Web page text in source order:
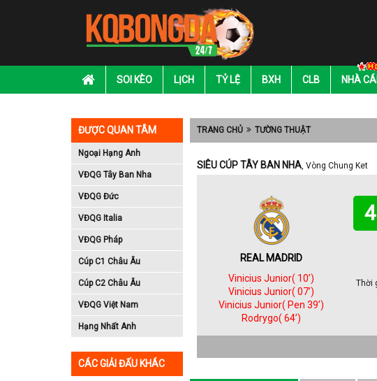
SOI KÈO LỊCH TỶ LỆ BXH CLB NHÀ
ĐƯỢC QUAN TÂM
Ngoại Hạng Anh
VĐQG Tây Ban Nha
VĐQG Đức
VĐQG Italia
VĐQG Pháp
Cúp C1 Châu Âu
Cúp C2 Châu Âu
VĐQG Việt Nam
Hạng Nhất Anh
CÁC GIẢI ĐẤU KHÁC
TRANG CHỦ TƯỜNG THUẬT
SIÊU CÚP TÂY BAN NHA , Vòng Chung Ket
REAL MADRID
Vinicius Junior( 10’)
Vinicius Junior( 07’)
Vinicius Junior( Pen 39’)
Rodrygo( 64’)
4
Thời